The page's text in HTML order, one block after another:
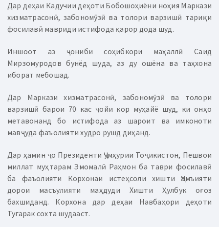
Дар деҳаи Кадучии деҳоти Бобошоҳиёни ноҳия Маркази
хизматрасонӣ, забономӯзӣ ва толори варзишӣ тариқи
фосилавӣ мавриди истифода қарор дода шуд.
Иншоот аз ҷониби соҳибкори маҳаллӣ Саид
Мирзомуродов бунёд шуда, аз ду ошёна ва таҳхона
иборат мебошад.
Дар Маркази хизматрасонӣ, забономӯзӣ ва толори
варзишӣ барои 70 кас ҷойи кор муҳайё шуд, ки онҳо
метавонанд бо истифода аз шароит ва имконоти
мавҷуда фаъолияти худро рушд диҳанд.
Дар ҳамин ҷо Президенти Ҷумҳурии Тоҷикистон, Пешвои
миллат муҳтарам Эмомалӣ Раҳмон ба таври фосилавӣ
ба фаъолияти Корхонаи истеҳсоли хишти Ҷамъияти
дорои масъулияти маҳдуди Хишти Ҳулбук оғоз
бахшиданд. Корхона дар деҳаи Навбаҳори деҳоти
Тугарак сохта шудааст.